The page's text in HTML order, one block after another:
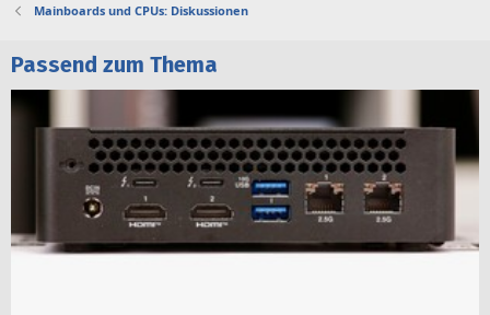
Mainboards und CPUs: Diskussionen
Passend zum Thema